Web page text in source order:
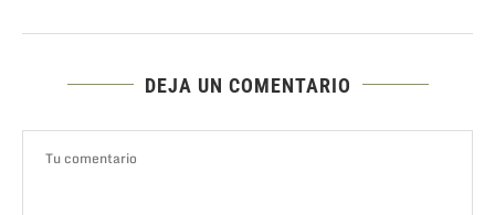
DEJA UN COMENTARIO